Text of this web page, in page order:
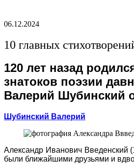
06.12.2024
10 главных
120 лет назад
знатоков поэзии
Валерий Шубинский
Шубинский Валерий
Александр Иванович Введенский
были ближайшими друзьями и